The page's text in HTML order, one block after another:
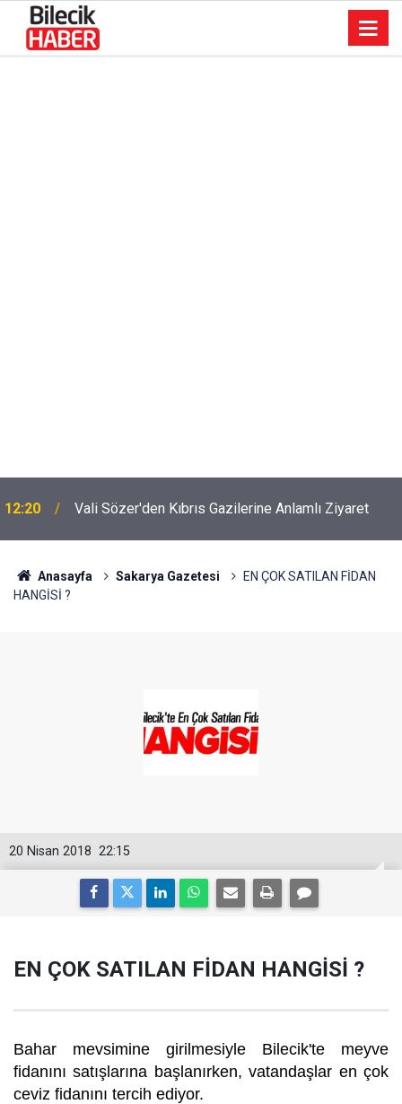
12:20 Vali Sözer'den Kıbrıs Gazilerine Anlamlı Ziyaret
Anasayfa Sakarya Gazetesi
EN ÇOK SATILAN FİDAN
HANGİSİ ?
22:15
20 Nisan 2018
EN ÇOK SATILAN FİDAN HANGİSİ ?
Bahar mevsimine girilmesiyle Bilecik'te meyve
fidanını satışlarına başlanırken, vatandaşlar en çok
ceviz fidanını tercih ediyor.